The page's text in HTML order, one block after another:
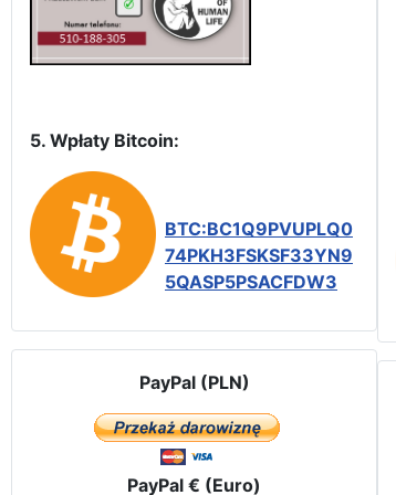
5. Wpłaty Bitcoin:
BTC:BC1Q9PVUPLQ0
74PKH3FSKSF33YN9
5QASP5PSACFDW3
PayPal (PLN)
PayPal € (Euro)